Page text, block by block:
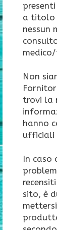
a titolo
nessun
Non
trovi la
hanno
ufficiali
In caso
sito, è